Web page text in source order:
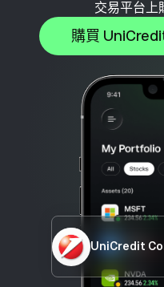
交易平台上
購買
UniCredit